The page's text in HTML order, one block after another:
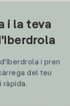
i la teva
i pren
del teu
ràpida.